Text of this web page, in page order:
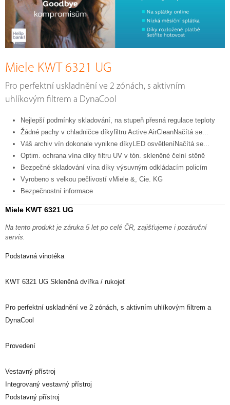
Miele KWT 6321 UG
Pro perfektní uskladnění ve 2 zónách, s aktivním
uhlíkovým filtrem a DynaCool
Nejlepší podmínky skladování, na stupeň přesná regulace teploty
Žádné pachy v chladničce díkyfiltru Active AirCleanNačítá se...
Váš archiv vín dokonale vynikne díkyLED osvětleníNačítá se...
Optim. ochrana vína díky filtru UV v tón. skleněné čelní stěně
Bezpečné skladování vína díky výsuvným odkládacím policím
Vyrobeno s velkou pečlivostí vMiele &, Cie. KG
Bezpečnostní informace
Miele KWT 6321 UG
Na tento produkt je záruka 5 let po celé ČR, zajišťujeme i pozáruční
servis.
Podstavná vinotéka
KWT 6321 UG Skleněná dvířka / rukojeť
Pro perfektní uskladnění ve 2 zónách, s aktivním uhlíkovým filtrem a
DynaCool
Provedení
Vestavný přístroj
Integrovaný vestavný přístroj
Podstavný přístroj